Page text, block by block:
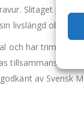
Slitaget på
livslängd
och har
tillsammans med
av Svensk